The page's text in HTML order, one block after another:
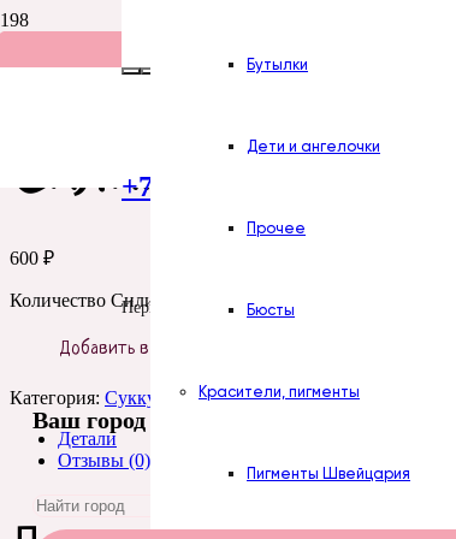
+7 (922) 300-51-06
Пермь
Бутылки
Дети и ангелочки
Прочее
Бюсты
Красители, пигменты
Пигменты Швейцария
Ваш город
Главная/Силиконовые формы/Цветы
Силиконовая
600 ₽
Количество Силиконовая форма № 780 Суккулент № 6
Добавить в корзину
Категория: Суккуленты
Детали
Отзывы (0)